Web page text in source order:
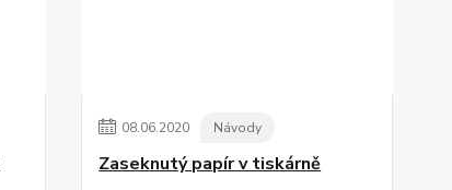
08.06.2020 Návody
Zaseknutý papír v tiskárně